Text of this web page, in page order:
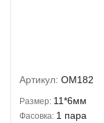
Артикул: OM182
Размер: 11*6мм
Фасовка: 1 пара